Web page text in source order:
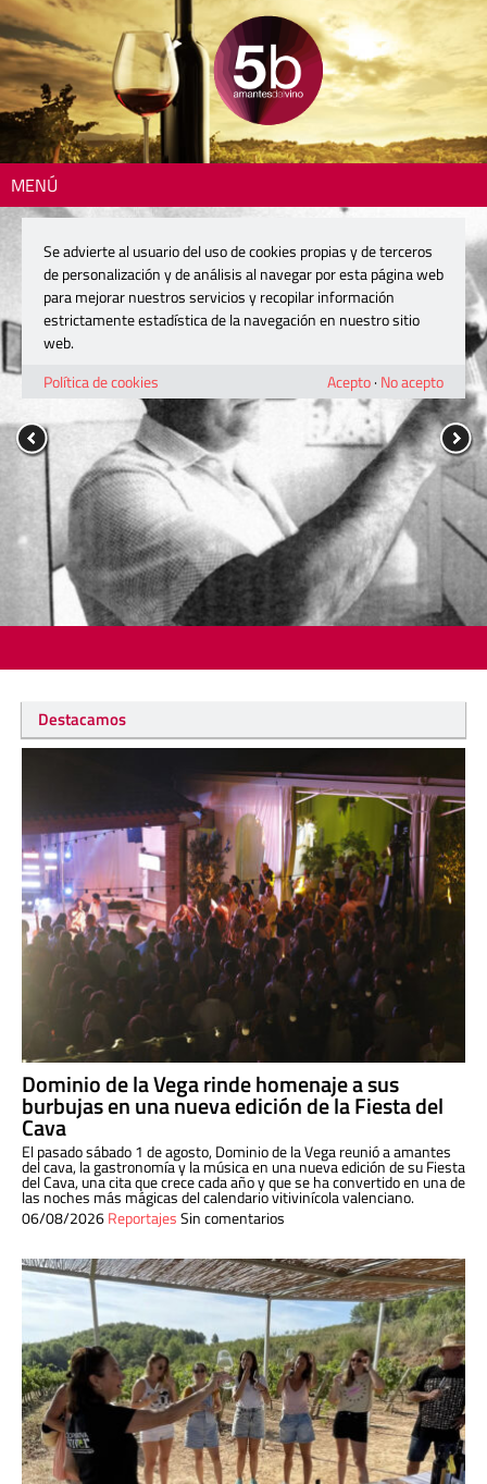
MENÚ
Destacamos
Dominio de la Vega rinde homenaje a sus
burbujas en una nueva edición de la Fiesta del
Cava
El pasado sábado 1 de agosto, Dominio de la Vega reunió a amantes
del cava, la gastronomía y la música en una nueva edición de su Fiesta
del Cava, una cita que crece cada año y que se ha convertido en una de
las noches más mágicas del calendario vitivinícola valenciano.
06/08/2026ReportajesSin comentarios
Se advierte al usuario del uso de cookies propias y de terceros
de personalización y de análisis al navegar por esta página web
para mejorar nuestros servicios y recopilar información
estrictamente estadística de la navegación en nuestro sitio
web.
Política de cookies
Acepto· No acepto